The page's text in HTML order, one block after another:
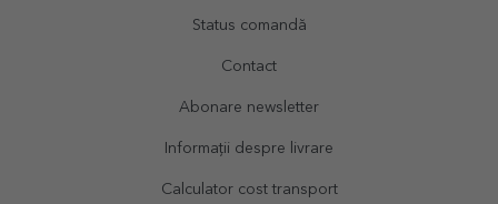
Status comandă
Contact
Abonare newsletter
Informații despre livrare
Calculator cost transport